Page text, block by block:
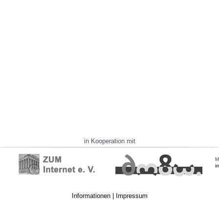
in Kooperation mit
Informationen| Impressum